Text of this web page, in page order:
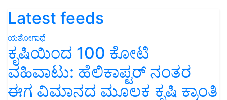
Latest feeds
ಯಶೋಗಾಥೆ
ಕೃಷಿಯಿಂದ 100 ಕೋಟಿ
ವಹಿವಾಟು: ಹೆಲಿಕಾಪ್ಟರ್ ನಂತರ
ಈಗ ವಿಮಾನದ ಮೂಲಕ ಕೃಷಿ ಕ್ರಾಂತಿ